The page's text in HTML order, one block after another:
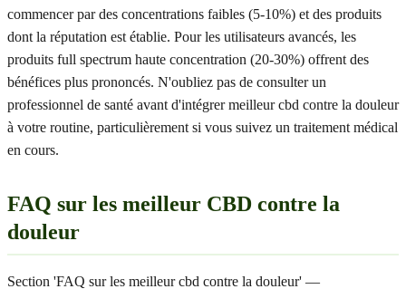
commencer par des concentrations faibles (5-10%) et des produits
dont la réputation est établie. Pour les utilisateurs avancés, les
produits full spectrum haute concentration (20-30%) offrent des
bénéfices plus prononcés. N'oubliez pas de consulter un
professionnel de santé avant d'intégrer meilleur cbd contre la douleur
à votre routine, particulièrement si vous suivez un traitement médical
en cours.
FAQ sur les meilleur CBD contre la
douleur
Section 'FAQ sur les meilleur cbd contre la douleur' —